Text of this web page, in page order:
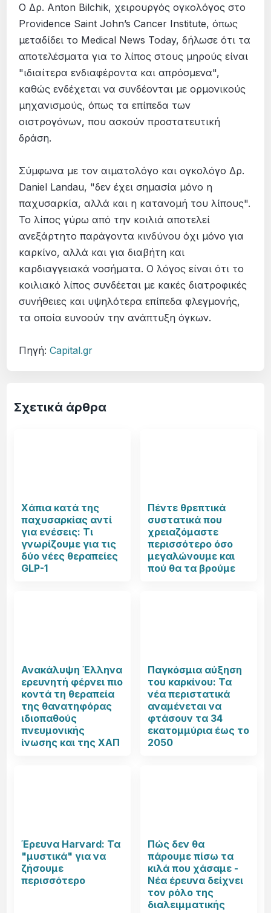
Ο Δρ. Anton Bilchik, χειρουργός ογκολόγος στο
Providence Saint John’s Cancer Institute, όπως
μεταδίδει το Medical News Today, δήλωσε ότι τα
αποτελέσματα για το λίπος στους μηρούς είναι
"ιδιαίτερα ενδιαφέροντα και απρόσμενα",
καθώς ενδέχεται να συνδέονται με ορμονικούς
μηχανισμούς, όπως τα επίπεδα των
οιστρογόνων, που ασκούν προστατευτική
δράση.
Σύμφωνα με τον αιματολόγο και ογκολόγο Δρ.
Daniel Landau, "δεν έχει σημασία μόνο η
παχυσαρκία, αλλά και η κατανομή του λίπους".
Το λίπος γύρω από την κοιλιά αποτελεί
ανεξάρτητο παράγοντα κινδύνου όχι μόνο για
καρκίνο, αλλά και για διαβήτη και
καρδιαγγειακά νοσήματα. Ο λόγος είναι ότι το
κοιλιακό λίπος συνδέεται με κακές διατροφικές
συνήθειες και υψηλότερα επίπεδα φλεγμονής,
τα οποία ευνοούν την ανάπτυξη όγκων.
Πηγή:Capital.gr
Σχετικά άρθρα
Χάπια κατά της
παχυσαρκίας αντί
για ενέσεις: Τι
γνωρίζουμε για τις
δύο νέες θεραπείες
GLP-1
Πέντε θρεπτικά
συστατικά που
χρειαζόμαστε
περισσότερο όσο
μεγαλώνουμε και
πού θα τα βρούμε
Ανακάλυψη Έλληνα
ερευνητή φέρνει πιο
κοντά τη θεραπεία
της θανατηφόρας
ιδιοπαθούς
πνευμονικής
ίνωσης και της ΧΑΠ
Παγκόσμια αύξηση
του καρκίνου: Τα
νέα περιστατικά
αναμένεται να
φτάσουν τα 34
εκατομμύρια έως το
2050
Έρευνα Harvard: Τα
"μυστικά" για να
ζήσουμε
περισσότερο
Πώς δεν θα
πάρουμε πίσω τα
κιλά που χάσαμε -
Νέα έρευνα δείχνει
τον ρόλο της
διαλειμματικής